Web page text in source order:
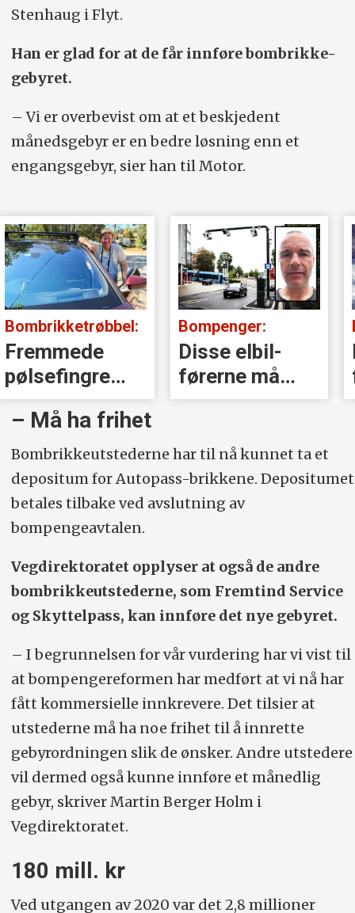
Stenhaug i Flyt.
Han er glad for at de får innføre bombrikke-
gebyret.
– Vi er overbevist om at et beskjedent
månedsgebyr er en bedre løsning enn et
engangsgebyr, sier han til Motor.
Bombrikketrøbbel:
Fremmede
pølsefingre
kansellerte
Jørgens
bombrikke
Bompenger:
Disse elbil-
førerne må
betale full
– Må ha frihet
Bombrikkeutstederne har til nå kunnet ta et
depositum for Autopass-brikkene. Depositumet
betales tilbake ved avslutning av
bompengeavtalen.
Vegdirektoratet opplyser at også de andre
bombrikkeutstederne, som Fremtind Service
og Skyttelpass, kan innføre det nye gebyret.
– I begrunnelsen for vår vurdering har vi vist til
at bompengereformen har medført at vi nå har
fått kommersielle innkrevere. Det tilsier at
utstederne må ha noe frihet til å innrette
gebyrordningen slik de ønsker. Andre utstedere
vil dermed også kunne innføre et månedlig
gebyr, skriver Martin Berger Holm i
Vegdirektoratet.
180 mill. kr
Ved utgangen av 2020 var det 2,8 millioner